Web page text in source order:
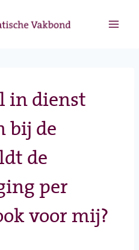
in dienst
bij de
de
per
voor mij?